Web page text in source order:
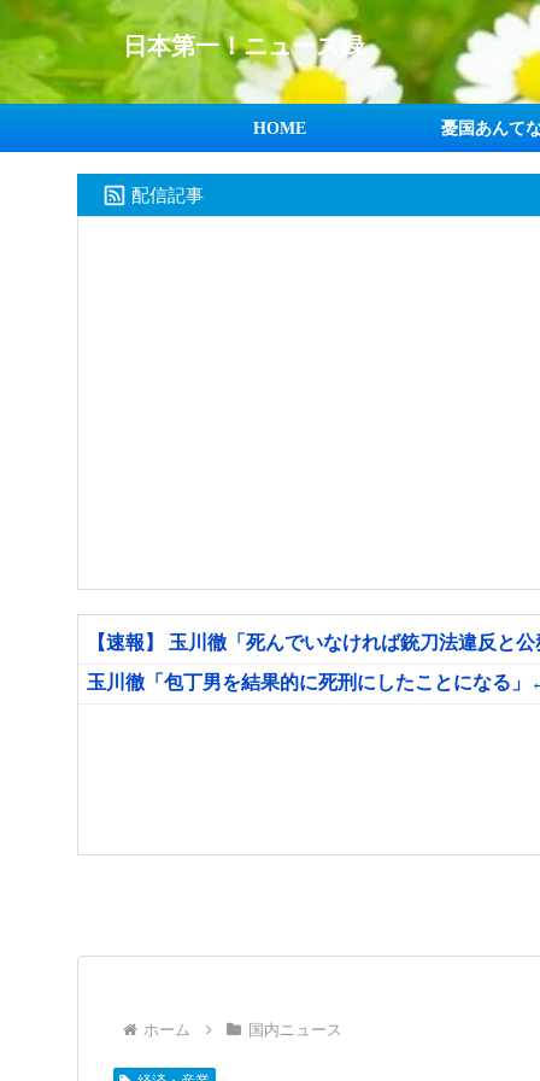
日本第一！ニュース録
HOME 憂国あんて
配信記事
【速報】 玉川徹「死んでいなければ銃刀法違反と
玉川徹「包丁男を結果的に死刑にしたことになる
ホーム 国内ニュース